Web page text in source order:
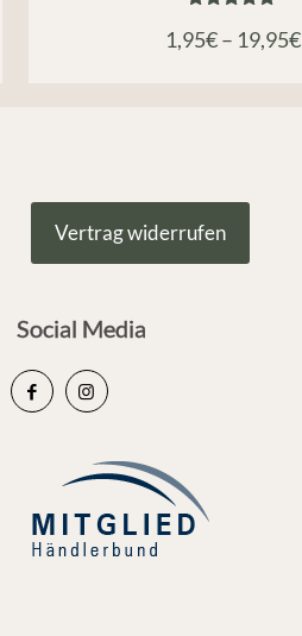
mit
1,95€– 19,95€
Vertrag widerrufen
Social Media